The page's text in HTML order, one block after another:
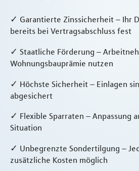
✓ Garantierte Zinssicherheit – Ihr
bereits bei Vertragsabschluss fest
✓ Staatliche Förderung –
Wohnungsbauprämie nutzen
✓ Höchste Sicherheit – Einlagen
abgesichert
✓ Flexible Sparraten – Anpassung
Situation
✓ Unbegrenzte Sondertilgung –
zusätzliche Kosten möglich